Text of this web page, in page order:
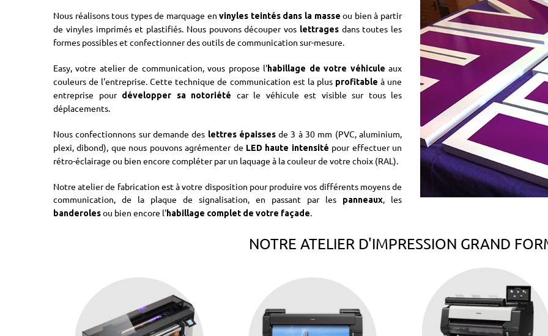
Nous réalisons tous types de marquage envinyles teintés dans la masse ou bien à partir
de vinyles imprimés et plastifiés. Nous pouvons découper vos lettragesdans toutes les
formes possibles et confectionner des outils de communication sur-mesure.
Easy, votre atelier de communication, vous propose l'habillage de votre véhicule aux
couleurs de l'entreprise. Cette technique de communication est la plus profitable à une
entreprise pour développer sa notoriété
car le véhicule est visible sur tous les
déplacements.
Nous confectionnons sur demande des lettres épaissesde 3 à 30 mm (PVC, aluminium,
plexi, dibond), que nous pouvons agrémenter de LED haute intensité pour effectuer un
rétro-éclairage ou bien encore compléter par un laquage à la couleur de votre choix (RAL).
Notre atelier de fabrication est à votre disposition pour produire vos différents moyens de
communication, de la plaque de signalisation, en passant par les
panneaux, les
banderolesou bien encore l'habillage complet de votre façade.
NOTRE ATELIER D'IMPRESSION GRAND